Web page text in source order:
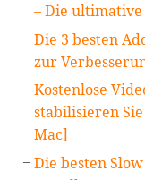
– Die
Die 3 besten
zur
Kostenlose
stabilisieren
Mac]
Die besten